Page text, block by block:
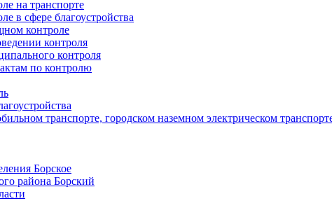
на транспорте
в сфере благоустройства
контроле
контроля
контроля
по контролю
транспорте, городском наземном электрическом
Борское
района Борский